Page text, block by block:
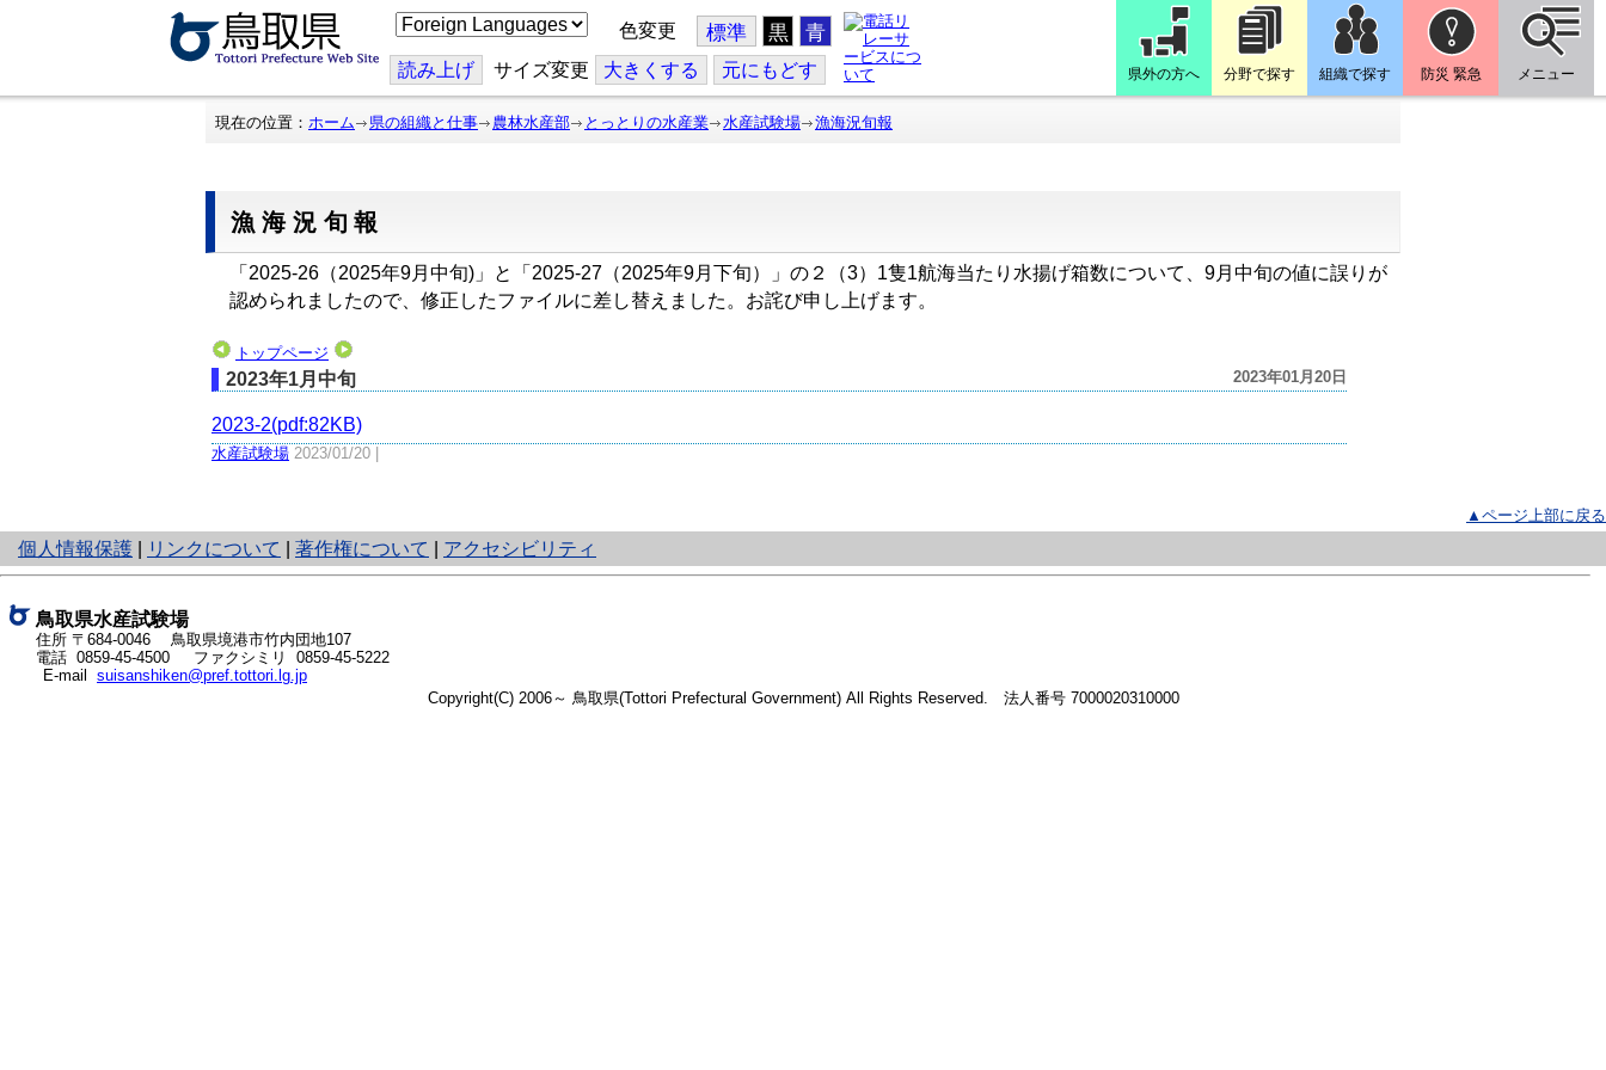
こ
の
ジ
を
翻
色変更 標準 黒 青
読み上げ サイズ変更 大きくする 元にもどす 県外の方へ 分野で探す 組織で探す 防災 緊急 メニュー
現在の位置： ホーム 県の組織と仕事 農林水産部 とっとりの水産業 水産試験場 漁海況旬報
漁海況旬報
「2025-26（2025年9月中旬)」と「2025-27（2025年9月下旬）」の２（3）1隻1航海当たり水揚げ箱数について、9月中旬の値に誤りが
認められましたので、修正したファイルに差し替えました。お詫び申し上げます。
トップページ
2023年01月20日
2023年1月中旬
2023-2(pdf:82KB)
水産試験場 2023/01/20 |
▲ページ上部に戻る
個人情報保護
と
り
ッ
ト
へ
の
リンクについて 著作権について アクセシビリティ
鳥取県水産試験場
住所 〒684-0046
鳥取県境港市竹内団地107
電話 0859-45-4500
ファクシミリ 0859-45-5222
E-mail suisanshiken@pref.tottori.lg.jp
Copyright(C) 2006～ 鳥取県(Tottori Prefectural Government) All Rights Reserved. 法人番号 7000020310000